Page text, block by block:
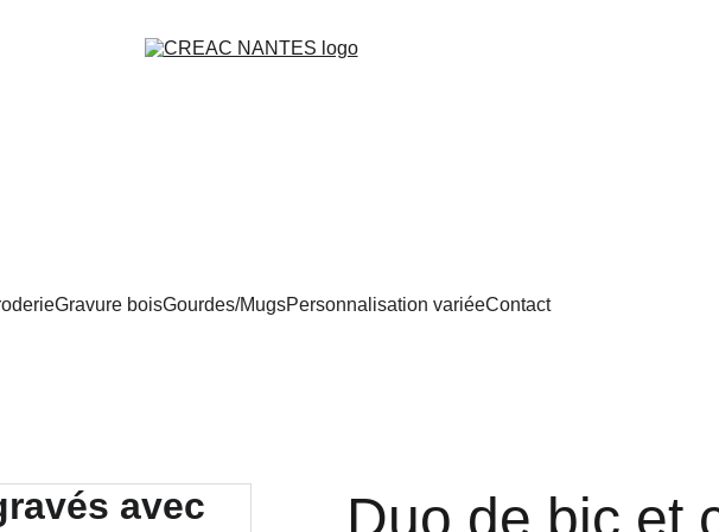
Gravure boisGourdes/MugsPersonnalisation variéeContact
Duo de bic et